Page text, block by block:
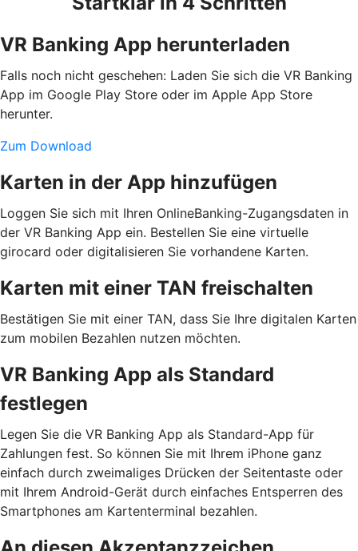
VR Banking App herunterladen
Falls noch nicht geschehen: Laden Sie sich die VR Banking
App im Google Play Store oder im Apple App Store
herunter.
Zum Download
Karten in der App hinzufügen
Loggen Sie sich mit Ihren OnlineBanking-Zugangsdaten in
der VR Banking App ein. Bestellen Sie eine virtuelle
girocard oder digitalisieren Sie vorhandene Karten.
Karten mit einer TAN freischalten
Bestätigen Sie mit einer TAN, dass Sie Ihre digitalen Karten
zum mobilen Bezahlen nutzen möchten.
VR Banking App als Standard
festlegen
Legen Sie die VR Banking App als Standard-App für
Zahlungen fest. So können Sie mit Ihrem iPhone ganz
einfach durch zweimaliges Drücken der Seitentaste oder
mit Ihrem Android-Gerät durch einfaches Entsperren des
Smartphones am Kartenterminal bezahlen.